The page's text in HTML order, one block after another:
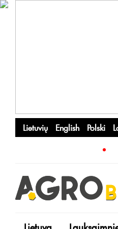
Lietuvių English Polski